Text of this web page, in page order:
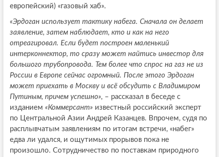
европейский) «газовый хаб».
«Эрдоган использует тактику набега. Сначала он делает
заявление, затем наблюдает, кто и как на него
отреагировал. Если будет построен маленький
интерконнектор, то сразу может найтись инвестор для
большого трубопровода. Тем более что спрос на газ не из
России в Европе сейчас огромный. После этого Эрдоган
может приехать в Москву и всё обсудить с Владимиром
Путиным, причем успешно», – рассказал в беседе с
изданием «Коммерсант» известный российский эксперт
по Центральной Азии Андрей Казанцев. Впрочем, судя по
расплывчатым заявлениям по итогам встречи, «набег»
едва ли удался, и ощутимых прорывов пока не
произошло. Сотрудничество по поставкам природного